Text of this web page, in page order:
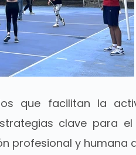
que facilitan la
clave para
profesional y humana